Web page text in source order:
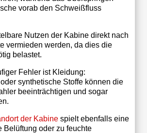
vorab den Schweißfluss
Nutzen der Kabine direkt nach
vermieden werden, da dies die
belastet.
Fehler ist Kleidung:
synthetische Stoffe können die
beeinträchtigen und sogar
der Kabinespielt ebenfalls eine
Belüftung oder zu feuchte